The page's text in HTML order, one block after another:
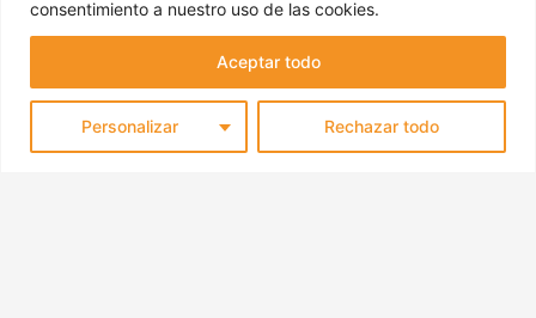
consentimiento a nuestro uso de las cookies.
Personalizar Rechazar todo
Aceptar todo